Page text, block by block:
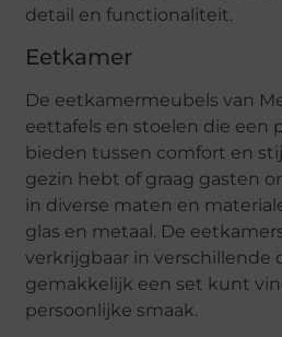
detail en functionaliteit.
Eetkamer
De eetkamermeubels van
eettafels en stoelen die een
bieden tussen comfort en
gezin hebt of graag gasten
in diverse maten en
glas en metaal. De
verkrijgbaar in verschillende
gemakkelijk een set kunt
persoonlijke smaak.